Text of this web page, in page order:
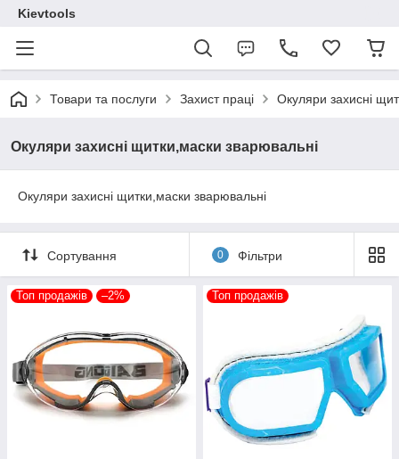
Kievtools
Товари та послуги Захист праці Окуляри захисні
Окуляри захисні щитки,маски зварювальні
Окуляри захисні щитки,маски зварювальні
Сортування 0 Фільтри
Топ продажів –2% Топ продажів